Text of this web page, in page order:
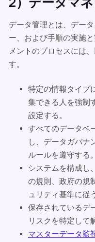
データ管理とは、デー
ー、および手順の実施
メントのプロセスには
す。
特定の情報タイプ
集できる人を強制
設定する。
すべてのデータベ
し、データガバナ
ルールを遵守する。
システムを構成し
の規則、政府の規
ュリティ基準に従
保存されているデ
リスクを特定して
マスターデータ監